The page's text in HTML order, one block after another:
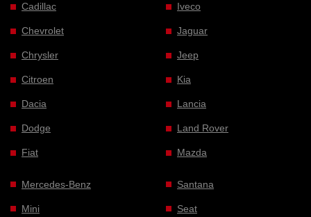
Cadillac
Chevrolet
Chrysler
Citroen
Dacia
Dodge
Fiat
Iveco
Jaguar
Jeep
Kia
Lancia
Land Rover
Mazda
Mercedes-Benz
Mini
Santana
Seat